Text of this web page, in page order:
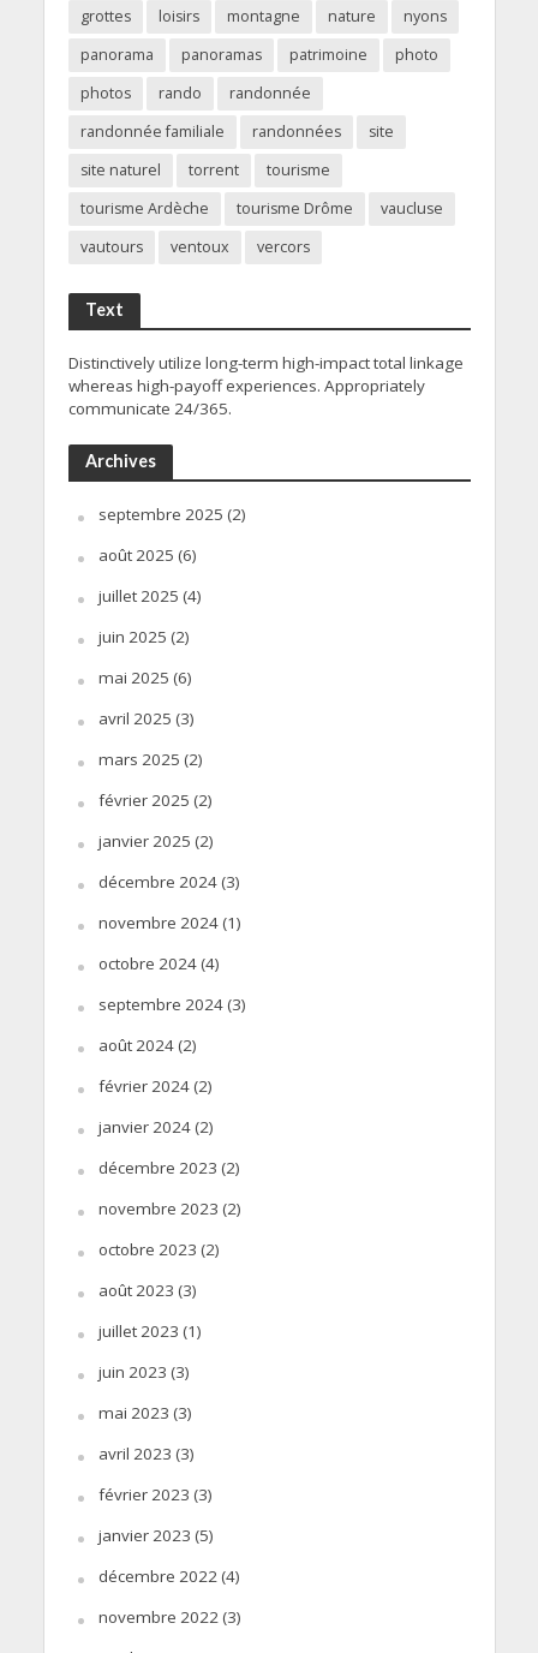
grottes
loisirs montagne nature
nyons
panorama
panoramas patrimoine
photo
photos
rando
randonnée
randonnée familiale
randonnées
site
site naturel
torrent
tourisme
tourisme Ardèche
tourisme Drôme
vaucluse
vautours
ventoux vercors
Text
Distinctively utilize long-term high-impact total linkage
whereas high-payoff experiences. Appropriately
communicate 24/365.
Archives
septembre 2025 (2)
août 2025 (6)
juillet 2025 (4)
juin 2025 (2)
mai 2025 (6)
avril 2025 (3)
mars 2025 (2)
février 2025 (2)
janvier 2025 (2)
décembre 2024(3)
novembre 2024(1)
octobre 2024(4)
septembre 2024(3)
août 2024(2)
février 2024(2)
janvier 2024(2)
décembre 2023 (2)
novembre 2023 (2)
octobre 2023 (2)
août 2023 (3)
juillet 2023 (1)
juin 2023 (3)
mai 2023 (3)
avril 2023 (3)
février 2023 (3)
janvier 2023 (5)
décembre 2022 (4)
novembre 2022 (3)